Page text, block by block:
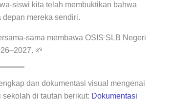
siswi kita telah membuktikan bahwa
mereka sendiri.
sama membawa OSIS SLB Negeri
🌱
dan dokumentasi visual mengenai
di tautan berikut: Dokumentasi